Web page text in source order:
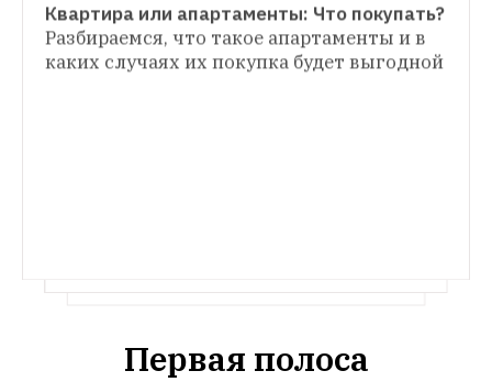
ПРОСТЫЕ ЧИСЛА
ПРОСТЫЕ ЧИСЛА
Как растут цены на авиабилеты Сколько
денег теряют те, кто не спланировал
Квартира или апартаменты: Что покупать?
Разбираемся, что такое апартаменты и в
каких случаях их покупка будет выгодной
Первая полоса